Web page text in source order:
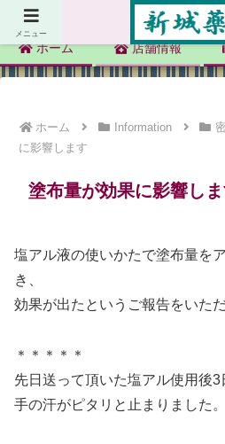
新城薬局
ホーム 店舗情報
ホーム Information
に影響します
塗布量が効果に影響し
塩アル液の使いかたで塗布量を
き、
効果が出たというご報告をいただ
＊＊＊＊＊
先日送って頂いた塩アル使用後3
手の汗がピタリと止まりました。
メニュー